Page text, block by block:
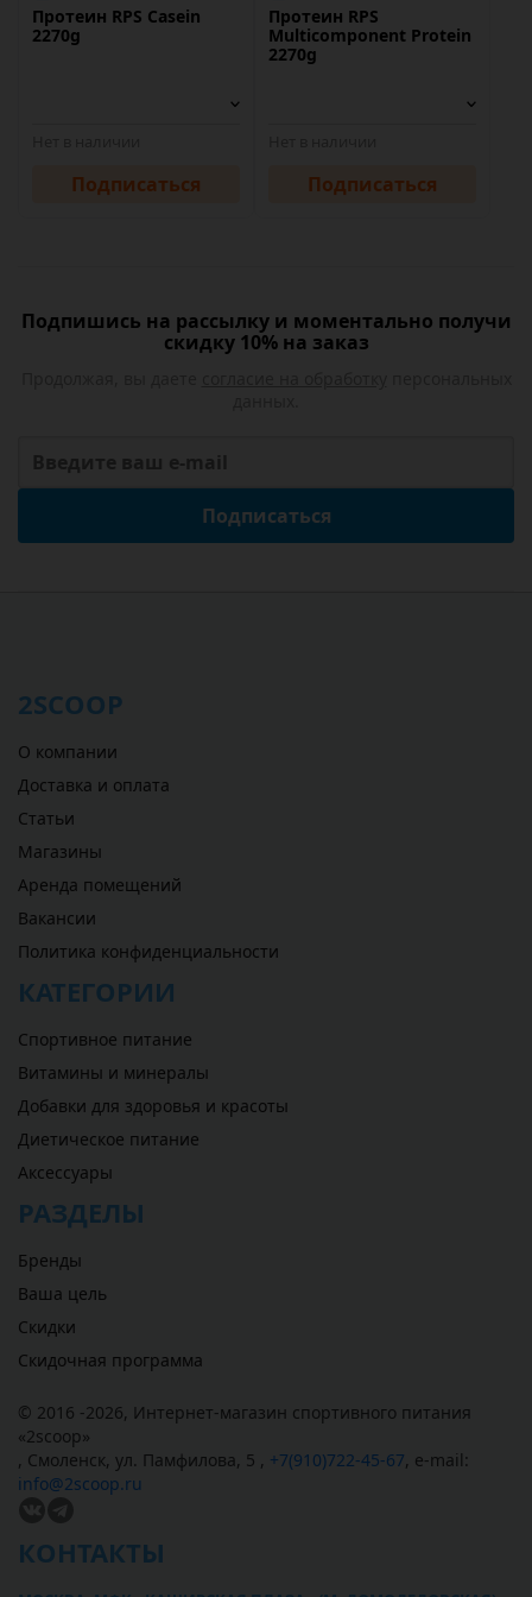
Протеин RPS Casein
2270g
Подписаться
Протеин RPS
Multicomponent Protein
2270g
Подписаться
Подпишись на рассылку и моментально получи
скидку 10% на заказ
Подписаться
2SCOOP
О компании
Доставка и оплата
Статьи
Магазины
Аренда помещений
Вакансии
Политика конфиденциальности
КАТЕГОРИИ
Спортивное питание
Витамины и минералы
Добавки для здоровья и красоты
Диетическое питание
Аксессуары
РАЗДЕЛЫ
Бренды
Ваша цель
Скидки
Скидочная программа
© 2016 -2026, Интернет-магазин спортивного питания
«2scoop»
, Смоленск, ул. Памфилова, 5 , +7(910)722-45-67, e-mail:
info@2scoop.ru
КОНТАКТЫ